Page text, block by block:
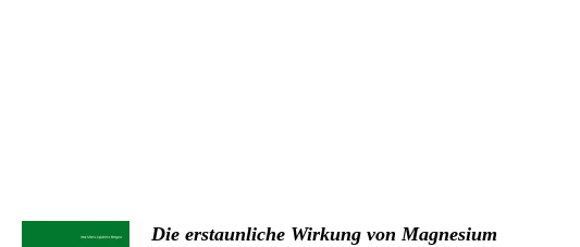
Die erstaunliche Wirkung von Magnesium